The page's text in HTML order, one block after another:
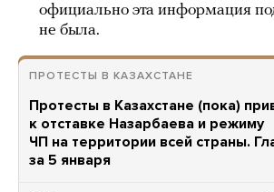
официально эта информация
не была.
ПРОТЕСТЫ В КАЗАХСТАНЕ
Протесты в Казахстане (пока)
к отставке Назарбаева и режиму
ЧП на территории всей страны.
за 5 января